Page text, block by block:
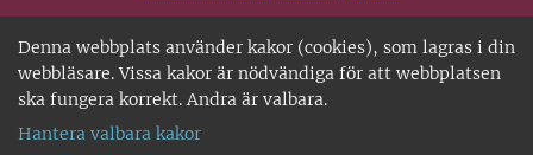
Denna webbplats använder kakor (cookies), som lagras i din
webbläsare. Vissa kakor är nödvändiga för att webbplatsen
ska fungera korrekt. Andra är valbara.
Hantera valbara kakor